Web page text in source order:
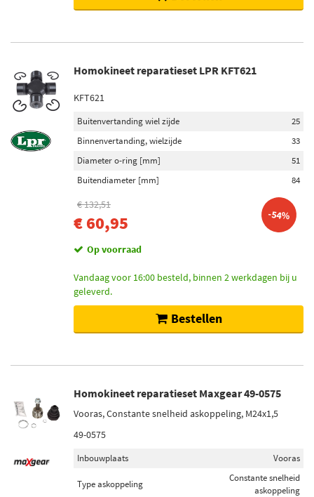
Homokineet reparatieset LPR KFT621
KFT621
Buitenvertanding wiel zijde
25
Binnenvertanding, wielzijde
33
Diameter o-ring [mm]
51
Buitendiameter [mm]
84
€ 132,51
€ 60,95 -54%
Op voorraad
Vandaag voor 16:00 besteld, binnen 2 werkdagen bij u
geleverd.
Bestellen
Homokineet reparatieset Maxgear 49-0575
Vooras, Constante snelheid askoppeling, M24x1,5
49-0575
Inbouwplaats Vooras
Type askoppeling
Constante snelheid
askoppeling